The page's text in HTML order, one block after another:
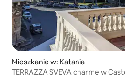
Mieszkanie w: Katania
TERRAZZA SVEVA charme w